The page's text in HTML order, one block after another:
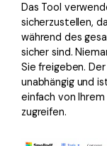
Das Tool
sicherzustellen,
während des
sicher sind.
Sie freigeben.
unabhängig und
einfach von
zugreifen.